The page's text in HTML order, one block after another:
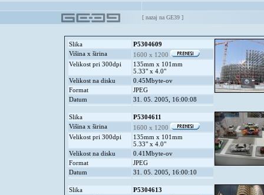
[ nazaj na GE39 ]
Slika
P5304609
Višina x širina
1600 x 1200
Velikost pri 300dpi
135mm x 101mm
5.33" x 4.0"
Velikost na disku
0.45Mbyte-ov
Format
JPEG
Datum
31. 05. 2005, 16:00:08
Slika
P5304611
Višina x širina
1600 x 1200
Velikost pri 300dpi
135mm x 101mm
5.33" x 4.0"
Velikost na disku
0.41Mbyte-ov
Format
JPEG
Datum
31. 05. 2005, 16:00:10
Slika
P5304613